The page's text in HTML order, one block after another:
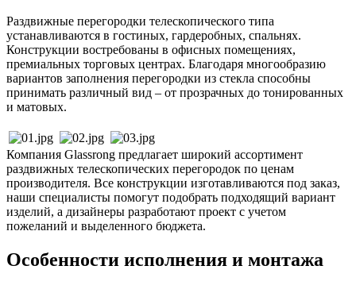
Раздвижные перегородки телескопического типа
устанавливаются в гостиных, гардеробных, спальнях.
Конструкции востребованы в офисных помещениях,
премиальных торговых центрах. Благодаря многообразию
вариантов заполнения перегородки из стекла способны
принимать различный вид – от прозрачных до тонированных
и матовых.
Компания Glassrong предлагает широкий ассортимент
раздвижных телескопических перегородок по ценам
производителя. Все конструкции изготавливаются под заказ,
наши специалисты помогут подобрать подходящий вариант
изделий, а дизайнеры разработают проект с учетом
пожеланий и выделенного бюджета.
Особенности исполнения и монтажа